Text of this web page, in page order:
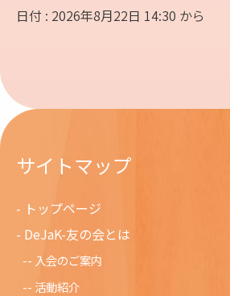
日付 : 2026年8月22日 14:30 から
サイトマップ
トップページ
DeJaK-友の会とは
入会のご案内
活動紹介